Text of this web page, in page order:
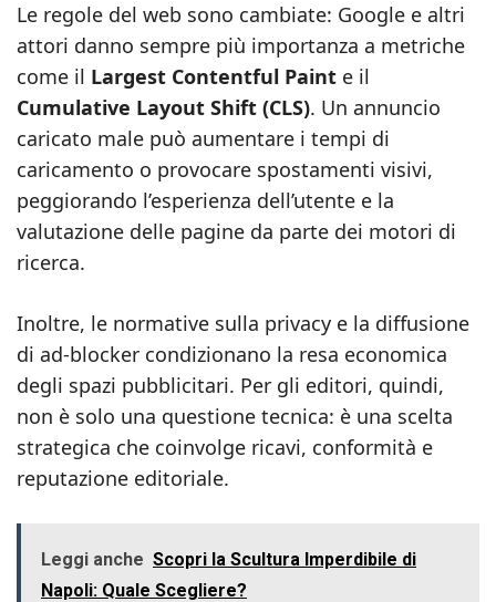
Le regole del web sono cambiate: Google e altri
attori danno sempre più importanza a metriche
come il Largest Contentful Paint e il
Cumulative Layout Shift (CLS). Un annuncio
caricato male può aumentare i tempi di
caricamento o provocare spostamenti visivi,
peggiorando l’esperienza dell’utente e la
valutazione delle pagine da parte dei motori di
ricerca.
Inoltre, le normative sulla privacy e la diffusione
di ad‑blocker condizionano la resa economica
degli spazi pubblicitari. Per gli editori, quindi,
non è solo una questione tecnica: è una scelta
strategica che coinvolge ricavi, conformità e
reputazione editoriale.
Leggi anche Scopri la Scultura Imperdibile di
Napoli: Quale Scegliere?